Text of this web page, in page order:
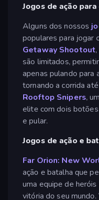
Jogos de ação
Alguns dos nossos
populares para jogar
Getaway Shootout
são limitados,
apenas pulando para
tornando a corrida
Rooftop Snipers,
elite com dois
e pular.
Jogos de ação e
Far Orion: New
ação e batalha que
uma equipe de
vitória do seu